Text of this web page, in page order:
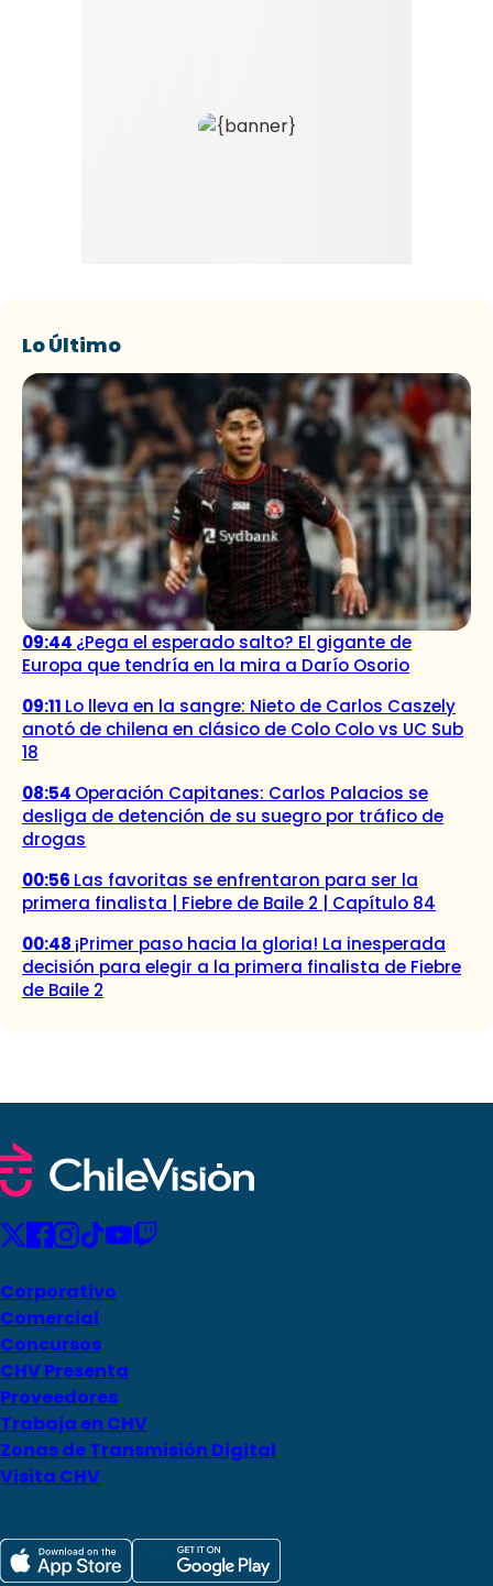
Lo Último
09:44 ¿Pega el esperado salto? El gigante de
Europa que tendría en la mira a Darío Osorio
09:11 Lo lleva en la sangre: Nieto de Carlos Caszely
anotó de chilena en clásico de Colo Colo vs UC Sub
18
08:54 Operación Capitanes: Carlos Palacios se
desliga de detención de su suegro por tráfico de
drogas
00:56 Las favoritas se enfrentaron para ser la
primera finalista | Fiebre de Baile 2 | Capítulo 84
00:48 ¡Primer paso hacia la gloria! La inesperada
decisión para elegir a la primera finalista de Fiebre
de Baile 2
Corporativo
Comercial
Concursos
CHV Presenta
Proveedores
Trabaja en CHV
Zonas de Transmisión Digital
Visita CHV